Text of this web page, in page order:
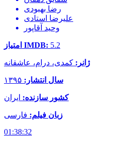
رضا بهبودی
علیرضا استادی
وحید آقاپور
امتیاز IMDB: 5.2
ژانر: کمدی، درام، عاشقانه
سال انتشار:
کشور سازنده: ایران
زبان فیلم: فارسی
01:38:32